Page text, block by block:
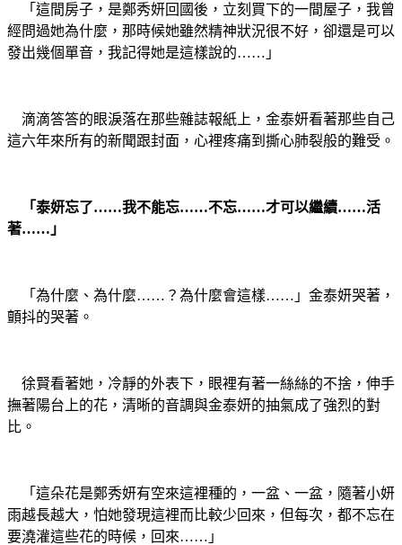
「這間房子，是鄭秀妍回國後，立刻買下的一間屋子，我曾
經問過她為什麼，那時候她雖然精神狀況很不好，卻還是可以
發出幾個單音，我記得她是這樣說的……」
滴滴答答的眼淚落在那些雜誌報紙上，金泰妍看著那些自己
這六年來所有的新聞跟封面，心裡疼痛到撕心肺裂般的難受。
「泰妍忘了……我不能忘……不忘……才可以繼續……活
著……」
「為什麼、為什麼……？為什麼會這樣……」金泰妍哭著，
顫抖的哭著。
徐賢看著她，冷靜的外表下，眼裡有著一絲絲的不捨，伸手
撫著陽台上的花，清晰的音調與金泰妍的抽氣成了強烈的對
比。
「這朵花是鄭秀妍有空來這裡種的，一盆、一盆，隨著小妍
雨越長越大，怕她發現這裡而比較少回來，但每次，都不忘在
要澆灌這些花的時候，回來……」